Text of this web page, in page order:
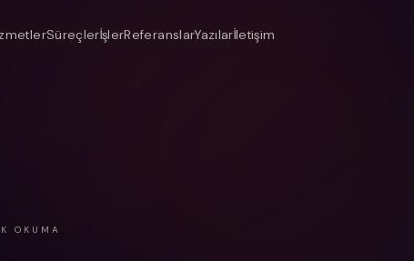
SüreçlerİşlerReferanslarYazılarİletişim
OKUMA